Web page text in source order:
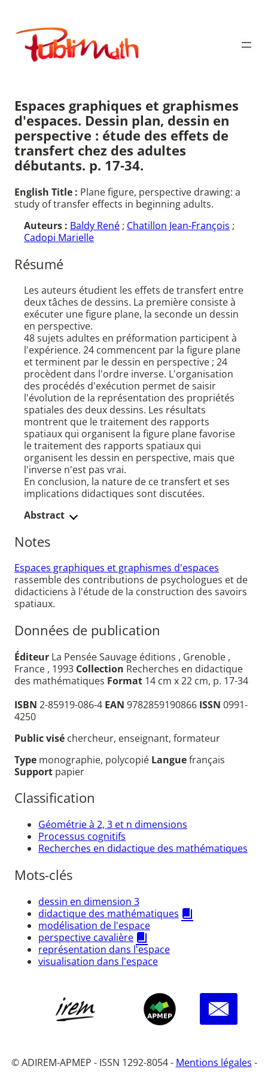
contenu
Publimath
Espaces graphiques et graphismes
d'espaces. Dessin plan, dessin en
perspective : étude des effets de
transfert chez des adultes
débutants. p. 17-34.
English Title : Plane figure, perspective drawing: a
study of transfer effects in beginning adults.
Auteurs : Baldy René ; Chatillon Jean-François ;
Cadopi Marielle
Résumé
Les auteurs étudient les effets de transfert entre
deux tâches de dessins. La première consiste à
exécuter une figure plane, la seconde un dessin
en perspective.
48 sujets adultes en préformation participent à
l'expérience. 24 commencent par la figure plane
et terminent par le dessin en perspective ; 24
procèdent dans l'ordre inverse. L'organisation
des procédés d'exécution permet de saisir
l'évolution de la représentation des propriétés
spatiales des deux dessins. Les résultats
montrent que le traitement des rapports
spatiaux qui organisent la figure plane favorise
le traitement des rapports spatiaux qui
organisent les dessin en perspective, mais que
l'inverse n'est pas vrai.
En conclusion, la nature de ce transfert et ses
implications didactiques sont discutées.
Abstract
Notes
Espaces graphiques et graphismes d'espaces
rassemble des contributions de psychologues et de
didacticiens à l'étude de la construction des savoirs
spatiaux.
Données de publication
Éditeur La Pensée Sauvage éditions , Grenoble ,
France , 1993 Collection Recherches en didactique
des mathématiques Format 14 cm x 22 cm, p. 17-34
ISBN 2-85919-086-4 EAN 9782859190866 ISSN 0991-
4250
Public visé chercheur, enseignant, formateur
Type monographie, polycopié Languefrançais
Support papier
Classification
Géométrie à 2, 3 et n dimensions
Processus cognitifs
Recherches en didactique des mathématiques
Mots-clés
dessin en dimension 3
didactique des mathématiques
modélisation de l'espace
perspective cavalière
représentation dans l'espace
visualisation dans l'espace
© ADIREM-APMEP - ISSN 1292-8054 - Mentions légales -